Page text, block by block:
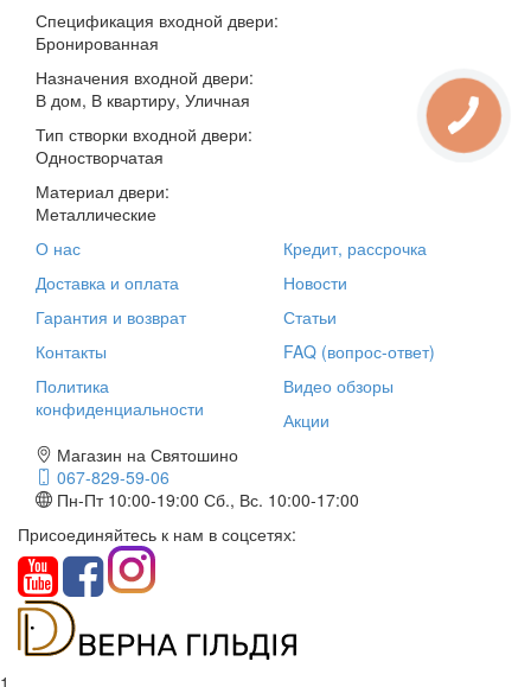
Спецификация входной двери:
Бронированная
Назначения входной двери:
В дом, В квартиру, Уличная
Тип створки входной двери:
Одностворчатая
Материал двери:
Металлические
О нас
Доставка и оплата
Гарантия и возврат
Контакты
Политика
конфиденциальности
Кредит, рассрочка
Новости
Статьи
FAQ (вопрос-ответ)
Видео обзоры
Акции
Магазин на Святошино
067-829-59-06
Пн-Пт 10:00-19:00 Сб., Вс. 10:00-17:00
Присоединяйтесь к нам в соцсетях: